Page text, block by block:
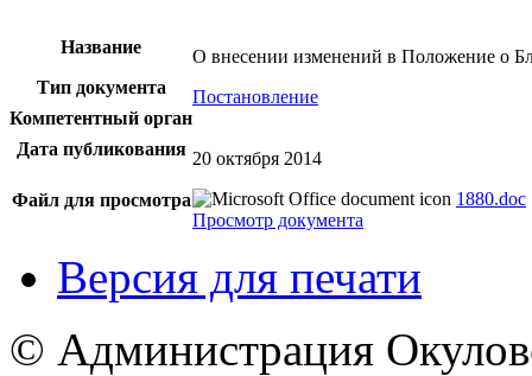
Название
О внесении изменений в Положение о
Тип документа
Постановление
Компетентный орган
Дата публикования 20 октября 2014
Файл для просмотра
1880.doc
Просмотр документа
Версия для печати
© Администрация